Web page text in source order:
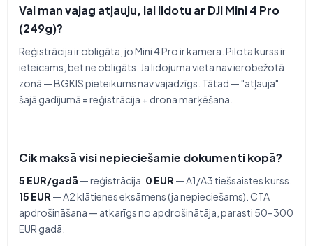
Vai man vajag atļauju, lai lidotu ar DJI Mini 4 Pro
(249g)?
Reģistrācija ir obligāta, jo Mini 4 Pro ir kamera. Pilota kurss ir
ieteicams, bet ne obligāts. Ja lidojuma vieta nav ierobežotā
zonā — BGKIS pieteikums nav vajadzīgs. Tātad — "atļauja"
šajā gadījumā = reģistrācija + drona marķēšana.
Cik maksā visi nepieciešamie dokumenti kopā?
5 EUR/gadā — reģistrācija. 0 EUR — A1/A3 tiešsaistes kurss.
15 EUR — A2 klātienes eksāmens (ja nepieciešams). CTA
apdrošināšana — atkarīgs no apdrošinātāja, parasti 50–300
EUR gadā.